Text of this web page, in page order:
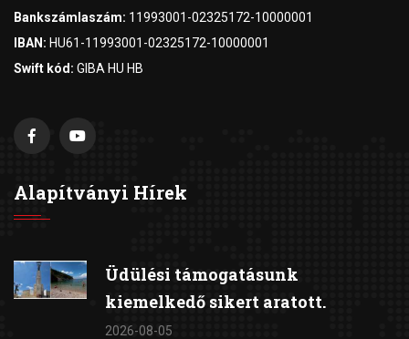
Bankszámlaszám: 11993001-02325172-10000001
IBAN: HU61-11993001-02325172-10000001
Swift kód: GIBA HU HB
Alapítványi Hírek
Üdülési támogatásunk
kiemelkedő sikert aratott.
2026-08-05